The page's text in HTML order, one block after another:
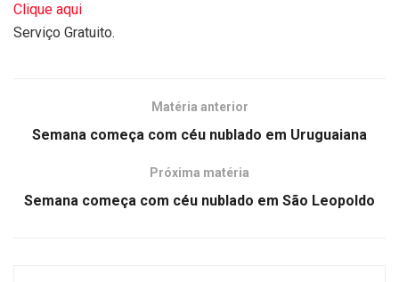
Clique aqui
Serviço Gratuito.
Matéria anterior
Semana começa com céu nublado em Uruguaiana
Próxima matéria
Semana começa com céu nublado em São Leopoldo